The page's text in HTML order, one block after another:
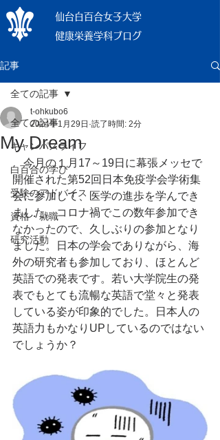
仙台白百合女子大学
健康栄養学科ブログ
記事
全ての記事
キャンパスライフ
白百合の学び
受験のアドバイス
資格・就職
研究活動
全ての記事
My Dream
t-ohkubo6
2024年1月29日 読了時間: 2分
今月の１月17～19日に幕張メッセで
開催された第52回日本免疫学会学術集
会に参加して、医学の進歩を学んでき
ました。コロナ禍でこの数年参加でき
なかったので、久しぶりの参加となり
ました。日本の学会でありながら、海
外の研究者も参加しており、ほとんど
英語での発表です。若い大学院生の発
表でもとても流暢な英語で堂々と発表
している姿が印象的でした。日本人の
英語力もかなりUPしているのではない
でしょうか？